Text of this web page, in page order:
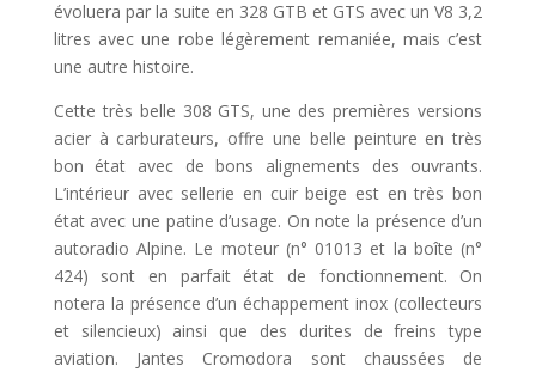
évoluera par la suite en 328 GTB et GTS avec un V8 3,2
litres avec une robe légèrement remaniée, mais c’est
une autre histoire.
Cette très belle 308 GTS, une des premières versions
acier à carburateurs, offre une belle peinture en très
bon état avec de bons alignements des ouvrants.
L’intérieur avec sellerie en cuir beige est en très bon
état avec une patine d’usage. On note la présence d’un
autoradio Alpine. Le moteur (n° 01013 et la boîte (n°
424) sont en parfait état de fonctionnement. On
notera la présence d’un échappement inox (collecteurs
et silencieux) ainsi que des durites de freins type
aviation. Jantes Cromodora sont chaussées de